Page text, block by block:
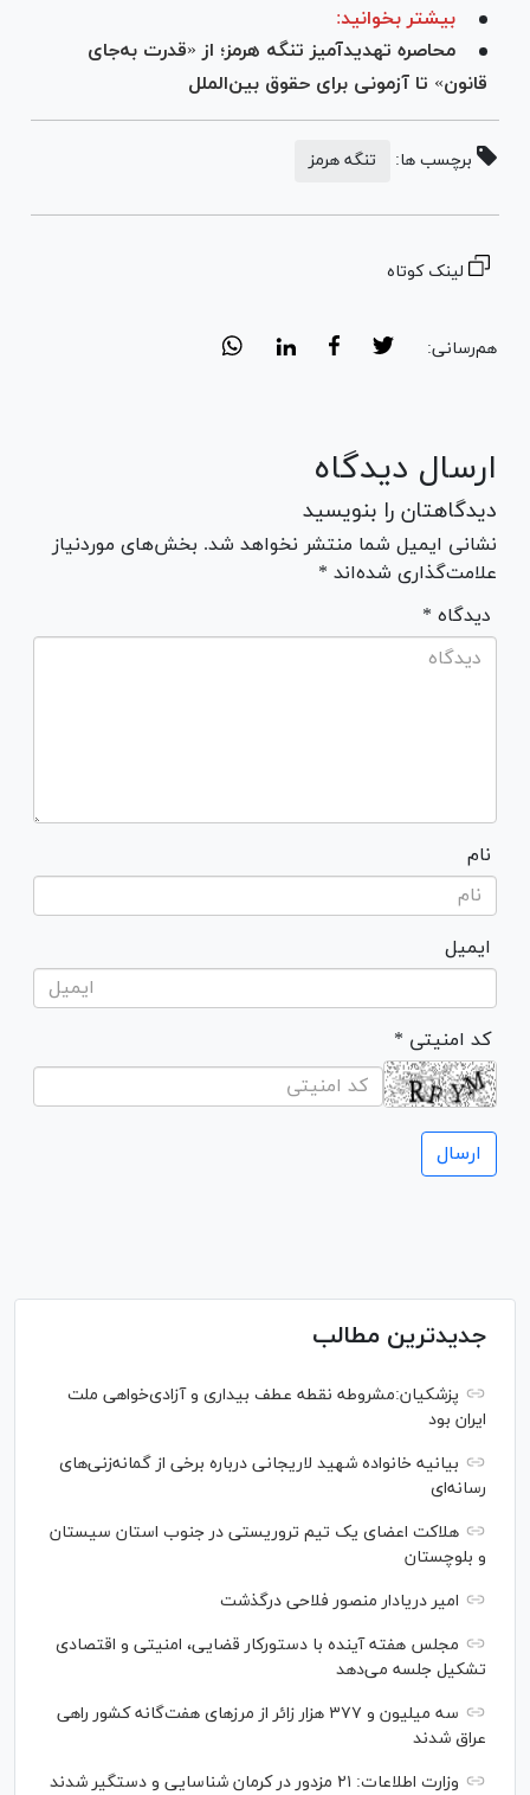
بیشتر بخوانید:
محاصره تهدیدآمیز تنگه هرمز؛ از «قدرت به‌جای
قانون» تا آزمونی برای حقوق بین‌الملل
برچسب ها: تنگه هرمز
لینک کوتاه
هم‌رسانی:
ارسال دیدگاه
دیدگاهتان را بنویسید
نشانی ایمیل شما منتشر نخواهد شد. بخش‌های موردنیاز
علامت‌گذاری شده‌اند *
* دیدگاه
نام
ایمیل
* کد امنیتی
جدیدترین مطالب
پزشکیان:مشروطه نقطه عطف بیداری و آزادی‌خواهی ملت
ایران بود
بیانیه خانواده شهید لاریجانی درباره برخی از گمانه‌زنی‌های
رسانه‌ای
هلاکت اعضای یک تیم تروریستی در جنوب استان سیستان
و بلوچستان
امیر دریادار منصور فلاحی درگذشت
مجلس هفته آینده با دستورکار قضایی، امنیتی و اقتصادی
تشکیل جلسه می‌دهد
سه میلیون و ۳۷۷ هزار زائر از مرز‌های هفت‌گانه کشور راهی
عراق شدند
وزارت اطلاعات: ۲۱ مزدور در کرمان شناسایی و دستگیر شدند